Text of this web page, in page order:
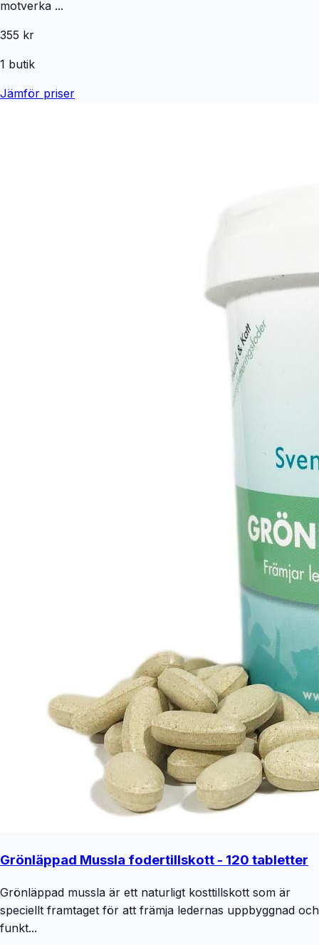
motverka ...
355 kr
1 butik
Jämför priser
Grönläppad Mussla fodertillskott - 120 tabletter
Grönläppad mussla är ett naturligt kosttillskott som är
speciellt framtaget för att främja ledernas uppbyggnad och
funkt...